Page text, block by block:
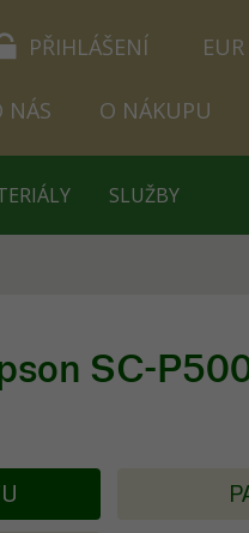
PŘIHLÁŠENÍ EUR
NÁS O NÁKUPU
SLUŽBY
SC-